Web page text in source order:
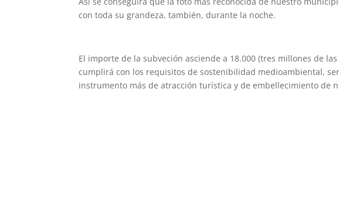
con toda su grandeza, también, durante la noche.
El importe de la subveción asciende a 18.000 (tres millones de
cumplirá con los requisitos de sostenibilidad medioambiental,
instrumento más de atracción turística y de embellecimiento de